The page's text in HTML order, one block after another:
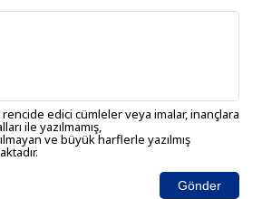
edici cümleler veya imalar, inançlara
ile yazılmamış,
ve büyük harflerle yazılmış
Gönder